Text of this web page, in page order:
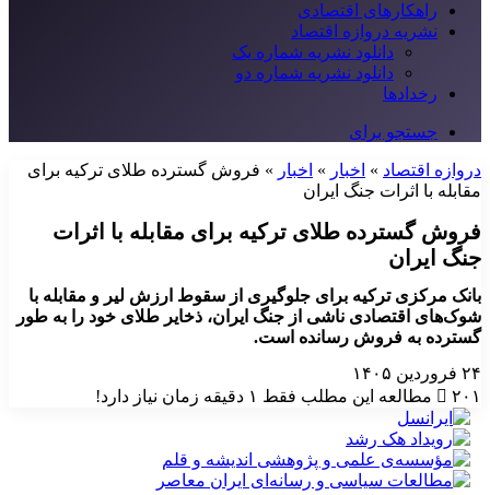
راهکارهای اقتصادی
نشریه دروازه اقتصاد
دانلود نشریه شماره یک
دانلود نشریه شماره دو
رخدادها
جستجو برای
دروازه اقتصاد » اخبار » اخبار » فروش گسترده طلای ترکیه برای
مقابله با اثرات جنگ ایران
فروش گسترده طلای ترکیه برای مقابله با اثرات
جنگ ایران
بانک مرکزی ترکیه برای جلوگیری از سقوط ارزش لیر و مقابله با
شوک‌های اقتصادی ناشی از جنگ ایران، ذخایر طلای خود را به طور
گسترده به فروش رسانده است.
۲۴ فروردین ۱۴۰۵
۲۰۱
مطالعه این مطلب فقط ۱ دقیقه زمان نیاز دارد!